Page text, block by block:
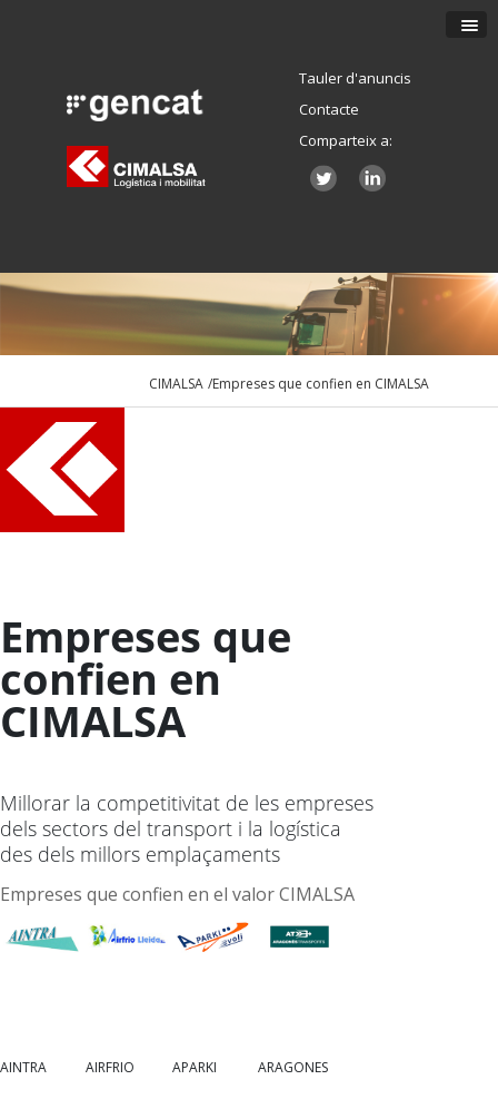
Tauler d'anuncis
Contacte
Comparteix a:
CIMALSA /Empreses que confien en CIMALSA
Empreses que
confien en
CIMALSA
Millorar la competitivitat de les empreses
dels sectors del transport i la logística
des dels millors emplaçaments
Empreses que confien en el valor CIMALSA
AINTRA AIRFRIO APARKI ARAGONES